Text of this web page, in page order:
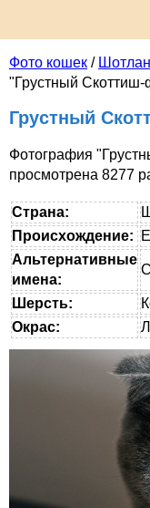
Фото кошек /
"Грустный
Грустный
Фотография
просмотрена 8277
Страна:
Происхождение:
Альтернативные
имена:
Шерсть:
Окрас: